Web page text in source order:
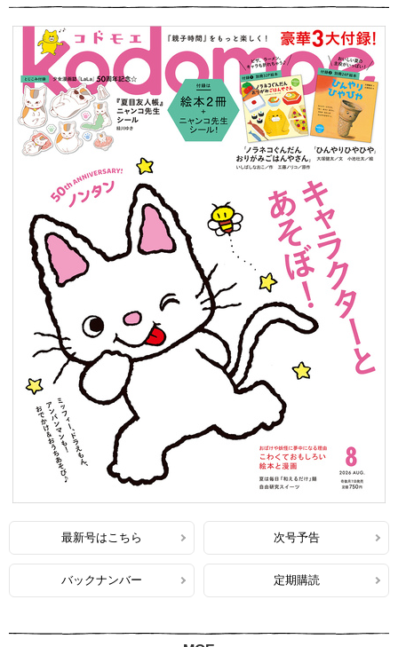
最新号はこちら 次号予告
バックナンバー 定期購読